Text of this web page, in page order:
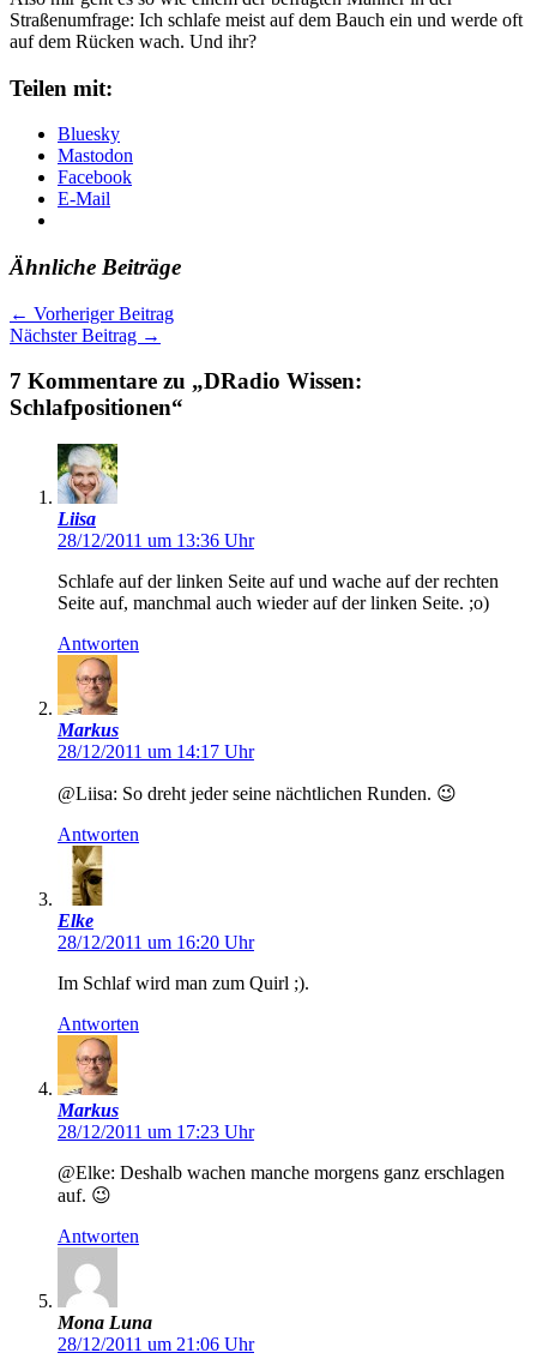
Straßenumfrage: Ich schlafe meist auf dem Bauch ein und werde oft
auf dem Rücken wach. Und ihr?
Teilen mit:
Bluesky
Mastodon
Facebook
E-Mail
Ähnliche Beiträge
← Vorheriger Beitrag
Nächster Beitrag →
7 Kommentare zu „DRadio Wissen:
Schlafpositionen“
Liisa
28/12/2011 um 13:36 Uhr
Schlafe auf der linken Seite auf und wache auf der rechten
Seite auf, manchmal auch wieder auf der linken Seite. ;o)
Antworten
Markus
28/12/2011 um 14:17 Uhr
@Liisa: So dreht jeder seine nächtlichen Runden. 😉
Antworten
Elke
28/12/2011 um 16:20 Uhr
Im Schlaf wird man zum Quirl ;).
Antworten
Markus
28/12/2011 um 17:23 Uhr
@Elke: Deshalb wachen manche morgens ganz erschlagen
auf. 😉
Antworten
Mona Luna
28/12/2011 um 21:06 Uhr